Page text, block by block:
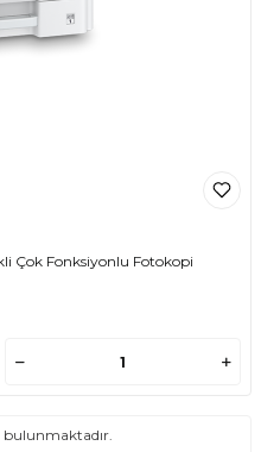
Çok Fonksiyonlu Fotokopi